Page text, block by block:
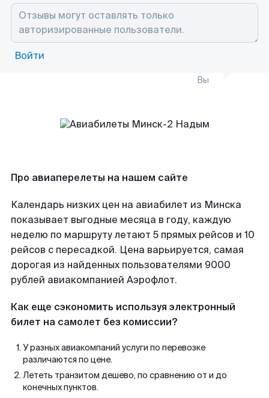
Войти
Вы
Про авиаперелеты на нашем сайте
Календарь низких цен на авиабилет из Минска
показывает выгодные месяца в году, каждую
неделю по маршруту летают 5 прямых рейсов и 10
рейсов с пересадкой. Цена варьируется, самая
дорогая из найденных пользователями 9000
рублей авиакомпанией Аэрофлот.
Как еще сэкономить используя электронный
билет на самолет без комиссии?
У разных авиакомпаний услуги по перевозке
различаются по цене.
Лететь транзитом дешево, по сравнению от и до
конечных пунктов.